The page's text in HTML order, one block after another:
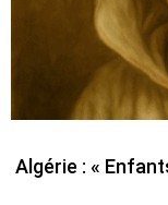
Algérie : «